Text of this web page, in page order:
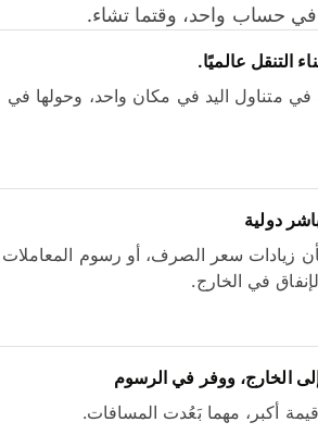
حساب واحد، وقتما تشاء.
التنقل عالميًا.
متناول اليد في مكان واحد، وحولها في
دولية
زيادات سعر الصرف، أو رسوم المعاملات
في الخارج.
الخارج، ووفر في الرسوم
أكبر، مهما بَعُدت المسافات.